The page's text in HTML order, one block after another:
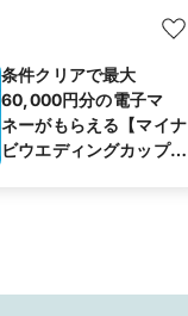
条件クリアで最大
60,000円分の電子マ
ネーがもらえる【マイナ
ビウエディングカップル